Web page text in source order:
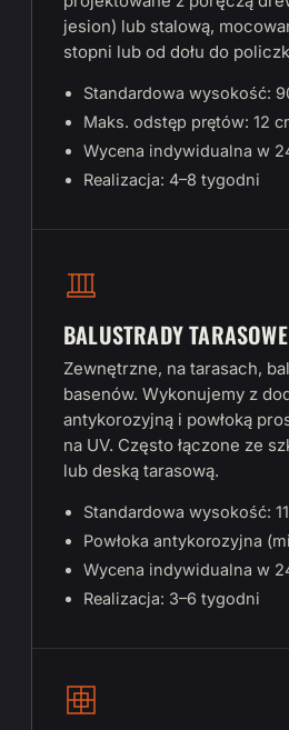
jesion) lub stalową,
stopni lub od dołu do
Standardowa wysokość:
Maks. odstęp prętów: 12
Wycena indywidualna w
Realizacja: 4–8 tygodni
BALUSTRADY TARASOWE
Zewnętrzne, na tarasach,
basenów. Wykonujemy z
antykorozyjną i powłoką
na UV. Często łączone ze
lub deską tarasową.
Standardowa wysokość:
Powłoka antykorozyjna
Wycena indywidualna w
Realizacja: 3–6 tygodni